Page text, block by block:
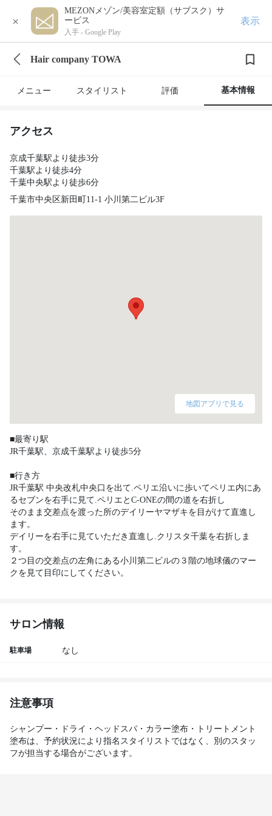
×
MEZONメゾン/美容室定額（サブスク）サ
ービス
入手 - Google Play
表示
Hair company TOWA
メニュー スタイリスト 評価 基本情報
アクセス
京成千葉駅より徒歩3分
千葉駅より徒歩4分
千葉中央駅より徒歩6分
千葉市中央区新田町11-1 小川第二ビル3F
地図アプリで見る
■最寄り駅
JR千葉駅、京成千葉駅より徒歩5分
■行き方
JR千葉駅 中央改札中央口を出て.ペリエ沿いに歩いてペリエ内にあ
るセブンを右手に見て.ペリエとC-ONEの間の道を右折し
そのまま交差点を渡った所のデイリーヤマザキを目がけて直進し
ます。
デイリーを右手に見ていただき直進し.クリスタ千葉を右折しま
す。
２つ目の交差点の左角にある小川第二ビルの３階の地球儀のマー
クを見て目印にしてください。
サロン情報
駐車場 なし
注意事項
シャンプー・ドライ・ヘッドスパ・カラー塗布・トリートメント
塗布は、予約状況により指名スタイリストではなく、別のスタッ
フが担当する場合がございます。